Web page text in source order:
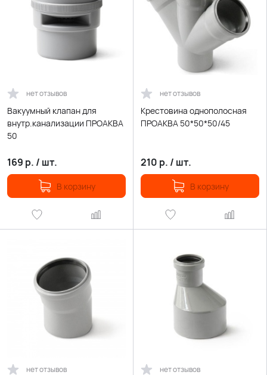
нет отзывов
Вакуумный клапан для
внутр.канализации ПРОАКВА
50
169 р. / шт.
В корзину
нет отзывов
Крестовина однополосная
ПРОАКВА 50*50*50/45
210 р. / шт.
В корзину
нет отзывов нет отзывов